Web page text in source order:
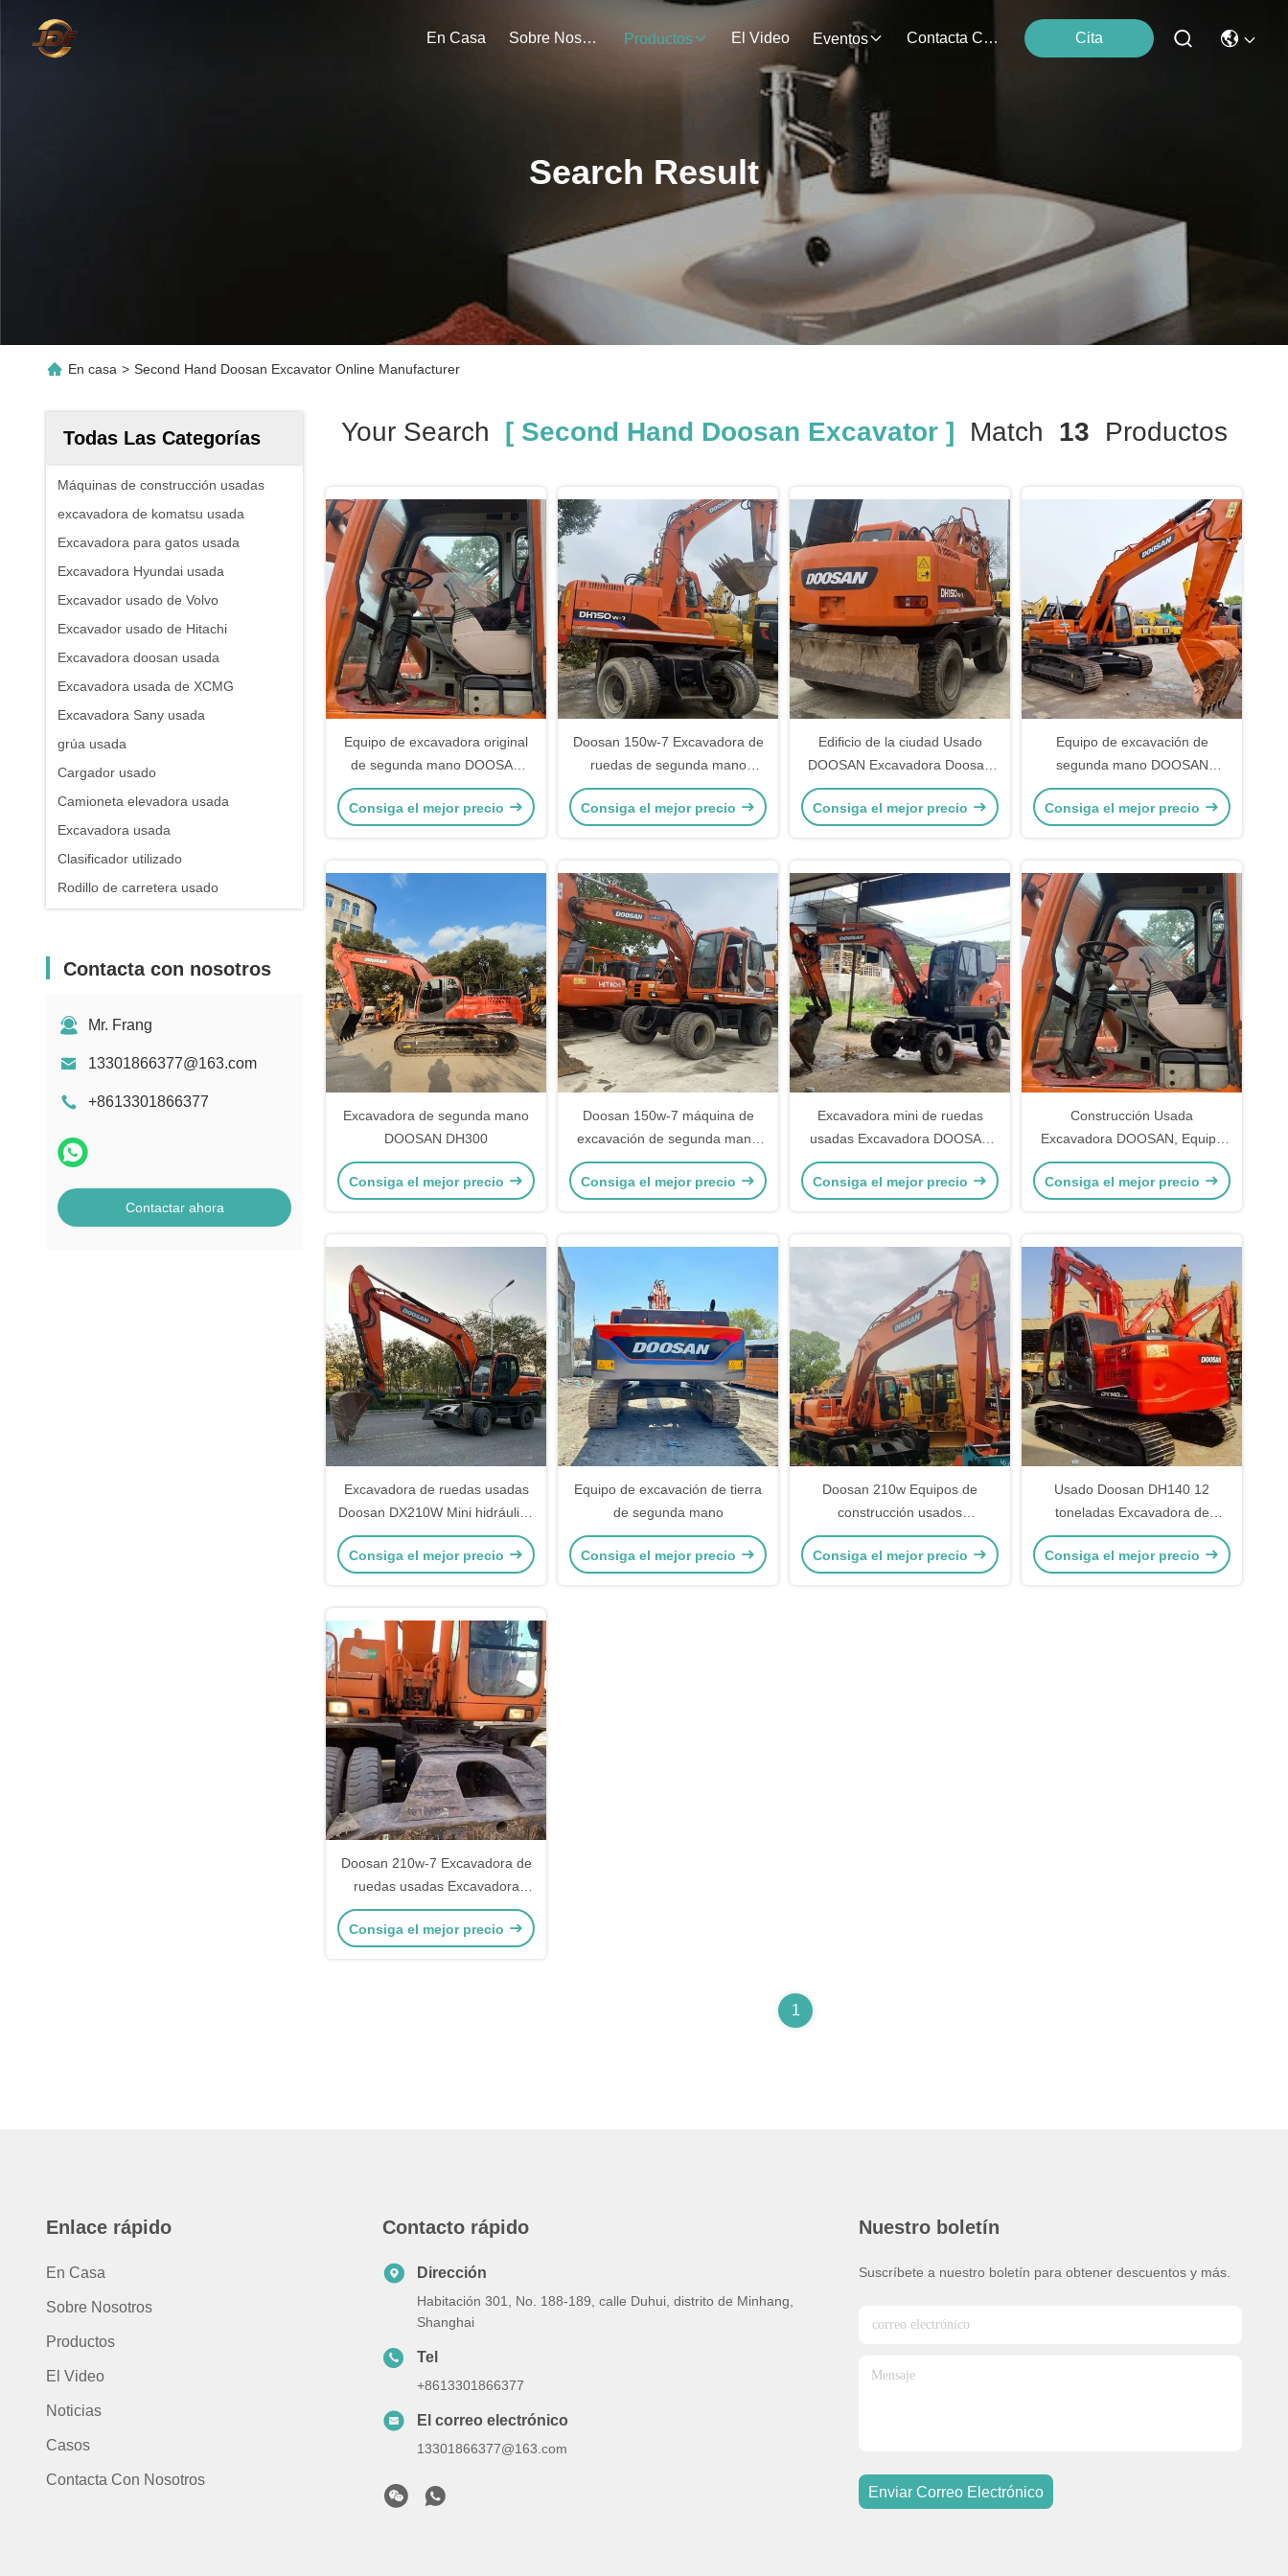
En Casa Sobre Nosotros Productos El Video Eventos Contacta Con Nosotros Cita
Search Result
En casa > Second Hand Doosan Excavator Online Manufacturer
Todas Las Categorías
Máquinas de construcción usadas
excavadora de komatsu usada
Excavadora para gatos usada
Excavadora Hyundai usada
Excavador usado de Volvo
Excavador usado de Hitachi
Excavadora doosan usada
Excavadora usada de XCMG
Excavadora Sany usada
grúa usada
Cargador usado
Camioneta elevadora usada
Excavadora usada
Clasificador utilizado
Rodillo de carretera usado
Contacta con nosotros
Mr. Frang
13301866377@163.com
+8613301866377
Contactar ahora
Your Search [ Second Hand Doosan Excavator ] Match 13 Productos
Equipo de excavadora original
de segunda mano DOOSAN
150W-7 39.7kW
Consiga el mejor precio
Doosan 150w-7 Excavadora de
ruedas de segunda mano
Equipo de excavadora usada
hidráulica
Consiga el mejor precio
Edificio de la ciudad Usado
DOOSAN Excavadora Doosan
150w-7 de segunda mano
Excavadora hidráulica
Consiga el mejor precio
Equipo de excavación de
segunda mano DOOSAN
Excavadora hidráulica DH225
Consiga el mejor precio
Excavadora de segunda mano
DOOSAN DH300
Consiga el mejor precio
Doosan 150w-7 máquina de
excavación de segunda mano
con pistas resistentes al
desgaste
Consiga el mejor precio
Excavadora mini de ruedas
usadas Excavadora DOOSAN
DH60 Excavadora de segunda
mano 5550 kg
Consiga el mejor precio
Construcción Usada
Excavadora DOOSAN, Equipo
de movimiento de tierra Doosan
150w-7 13900kg
Consiga el mejor precio
Excavadora de ruedas usadas
Doosan DX210W Mini hidráulica
excavadora de segunda mano
20100 kg
Consiga el mejor precio
Equipo de excavación de tierra
de segunda mano
Consiga el mejor precio
Doosan 210w Equipos de
construcción usados
Excavadora hidráulica de
rastreo 19800 Kg
Consiga el mejor precio
Usado Doosan DH140 12
toneladas Excavadora de
rastreo Maquinaria de
movimiento de tierra antigua
Consiga el mejor precio
Doosan 210w-7 Excavadora de
ruedas usadas Excavadora
115kW para la industria minera
Consiga el mejor precio
1
Enlace rápido
En Casa
Sobre Nosotros
Productos
El Video
Noticias
Casos
Contacta Con Nosotros
Contacto rápido
Dirección
Habitación 301, No. 188-189, calle Duhui, distrito de Minhang,
Shanghai
Tel
+8613301866377
El correo electrónico
13301866377@163.com
Nuestro boletín
Suscríbete a nuestro boletín para obtener descuentos y más.
Enviar Correo Electrónico